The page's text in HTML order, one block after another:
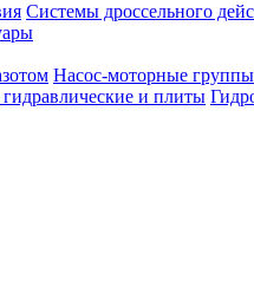
Системы дроссельного
Насос-моторные группы
и плиты